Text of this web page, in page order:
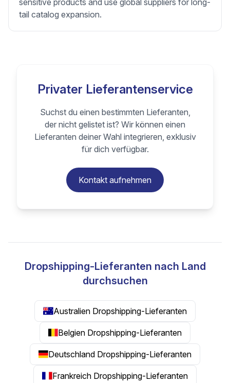
sensitive products and use global suppliers for long-
tail catalog expansion.
Privater Lieferantenservice
Suchst du einen bestimmten Lieferanten,
der nicht gelistet ist? Wir können einen
Lieferanten deiner Wahl integrieren, exklusiv
für dich verfügbar.
Kontakt aufnehmen
Dropshipping-Lieferanten nach Land
durchsuchen
Australien Dropshipping-Lieferanten
Belgien Dropshipping-Lieferanten
Deutschland Dropshipping-Lieferanten
Frankreich Dropshipping-Lieferanten